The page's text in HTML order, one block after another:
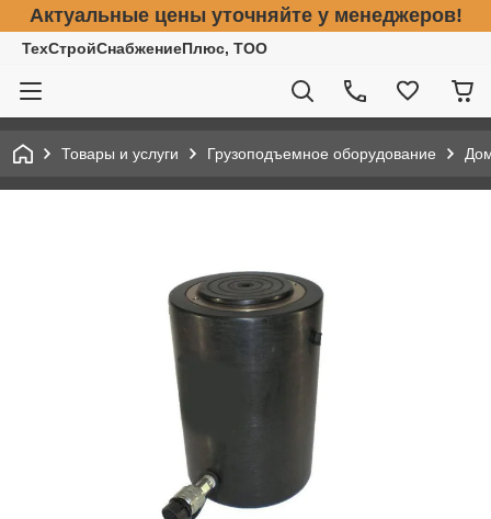
Актуальные цены уточняйте у менеджеров!
ТехСтройСнабжениеПлюс, ТОО
Товары и услуги Грузоподъемное оборудование